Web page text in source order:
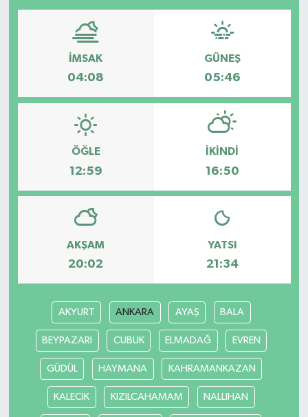
İMSAK
04:08
GÜNEŞ
05:46
ÖĞLE
12:59
İKINDI
16:50
AKŞAM
20:02
YATSI
21:34
AKYURT ANKARA AYAŞ BALA
BEYPAZARI CUBUK ELMADAĞ EVREN
GÜDÜL HAYMANA KAHRAMANKAZAN
KALECİK KIZILCAHAMAM NALLIHAN
Yüksek İstişare Kurulu
Sanat